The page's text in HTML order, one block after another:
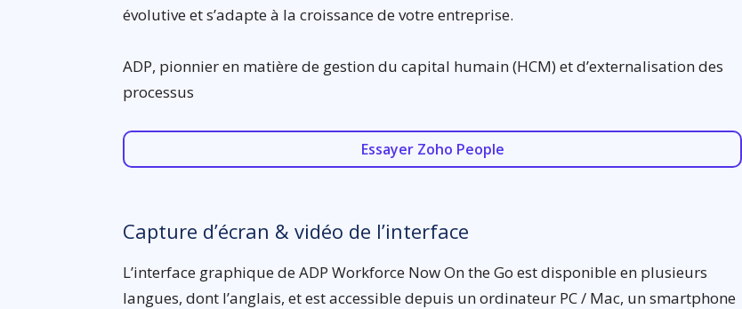
évolutive et s’adapte à la croissance de votre entreprise.
ADP, pionnier en matière de gestion du capital humain (HCM) et d’externalisation des
processus
Essayer Zoho People
Capture d’écran & vidéo de l’interface
L’interface graphique de ADP Workforce Now On the Go est disponible en plusieurs
langues, dont l’anglais, et est accessible depuis un ordinateur PC / Mac, un smartphone